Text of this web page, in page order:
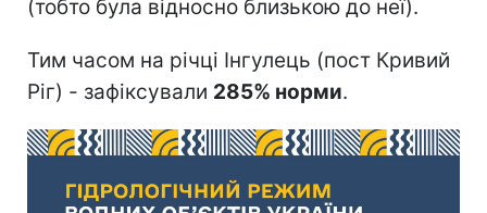
(тобто була відносно близькою до неї).
Тим часом на річці Інгулець (пост Кривий
Ріг) - зафіксували 285% норми.